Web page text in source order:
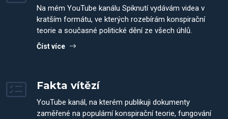
Na mém YouTube kanálu Spiknutí vydávám videa v
kratším formátu, ve kterých rozebírám konspirační
teorie a současné politické dění ze všech úhlů.
Číst více
Fakta vítězí
YouTube kanál, na kterém publikuji dokumenty
zaměřené na populární konspirační teorie, fungování